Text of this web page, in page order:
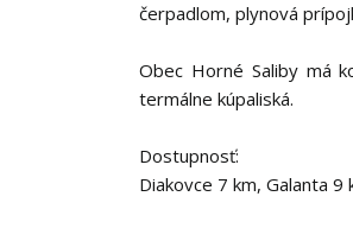
čerpadlom, plynová
Obec Horné Saliby má
termálne kúpaliská.
Dostupnosť:
Diakovce 7 km, Galanta